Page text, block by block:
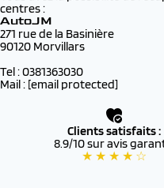
centres :
AutoJM
271 rue de la Basinière
90120 Morvillars
Tel : 0381363030
Mail : [email protected]
Clients satisfaits :
8.9/10 sur avis
★ ★ ★ ★ ☆